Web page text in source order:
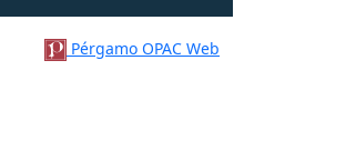
Pérgamo OPAC Web